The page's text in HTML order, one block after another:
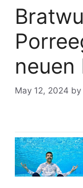
May 12, 2024 by